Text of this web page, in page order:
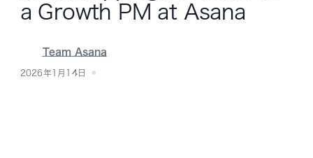
a Growth PM at Asana
Team Asana
2026年1月14日